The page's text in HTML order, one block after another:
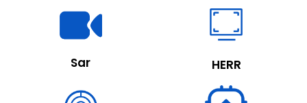
Sar HERR